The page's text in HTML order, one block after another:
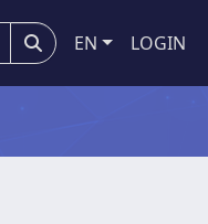
EN LOGIN